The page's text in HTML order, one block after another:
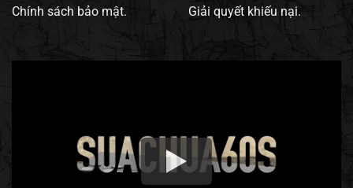
Chính sách bảo mật. Giải quyết khiếu nại.